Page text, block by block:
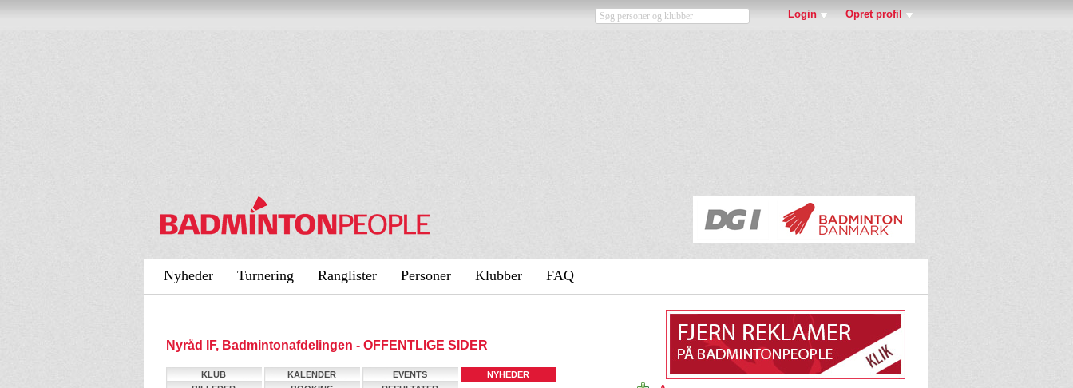
Login Opret profil
Nyheder Turnering Ranglister Personer Klubber FAQ
Nyråd IF, Badmintonafdelingen - OFFENTLIGE SIDER
KLUB KALENDER EVENTS
NYHEDER